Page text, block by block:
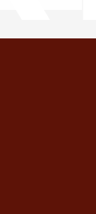
Castilla